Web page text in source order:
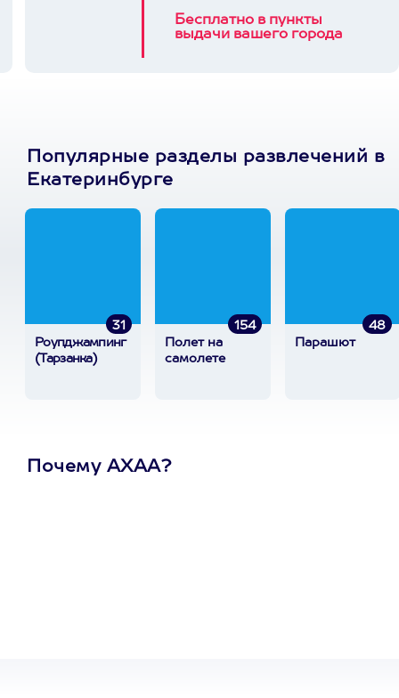
Бесплатно в пункты
выдачи вашего города
Популярные разделы развлечений в
Екатеринбурге
31
Роупджампинг
(Тарзанка)
154
Полет на
самолете
48
Парашют
Почему АХАА?